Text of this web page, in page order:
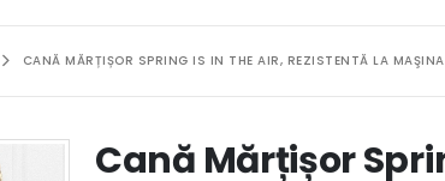
CANĂ MĂRȚIȘOR SPRING IS IN THE AIR, REZISTENTĂ LA
Cană Mărțișor